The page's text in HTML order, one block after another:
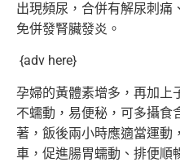
出現頻尿，合併有解尿刺痛、
免併發腎臟發炎。
{adv here}
孕婦的黃體素增多，再加上
不蠕動， 易便秘，可多攝食
著， 飯後兩小時應適當運動
車， 促進腸胃蠕動、排便順